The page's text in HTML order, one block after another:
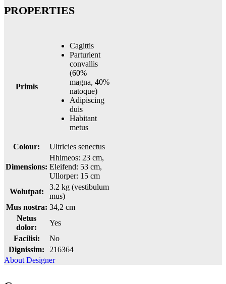
PROPERTIES
Primis
Cagittis
Parturient
convallis
(60%
magna, 40%
natoque)
Adipiscing
duis
Habitant
metus
Colour: Ultricies senectus
Dimensions:
Hhimeos: 23 cm,
Eleifend: 53 cm,
Ullorper: 15 cm
Wolutpat:
3.2 kg (vestibulum
mus)
Mus nostra: 34,2 cm
Netus
dolor:
Yes
Facilisi:
No
Dignissim:
216364
About Designer